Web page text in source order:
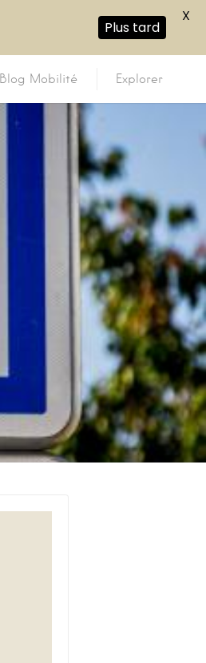
Blog Mobilité Explorer
Plus tard
X